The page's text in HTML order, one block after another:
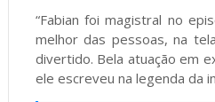
“Fabian foi magistral no
melhor das pessoas, na
divertido. Bela atuação em
ele escreveu na legenda da